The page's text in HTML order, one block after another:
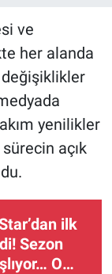
ve
her alanda
yenilikler
açık
ilk
Sezon
O